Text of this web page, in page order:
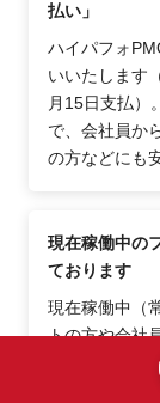
払い」
ハイパフォ
いいたします
月15日支払）
で、会社員か
の方などにも
現在稼働中の
ております
現在稼働中（
トの方や会社
立を検討中の
ーに紹介され